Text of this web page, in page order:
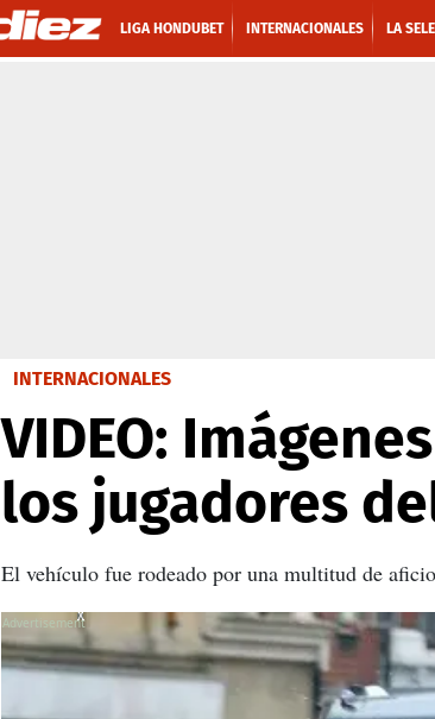
LIGA HONDUBET INTERNACIONALES LA
INTERNACIONALES
VIDEO:
los jugadores
El vehículo fue rodeado por una multitud de
X
X
X
X